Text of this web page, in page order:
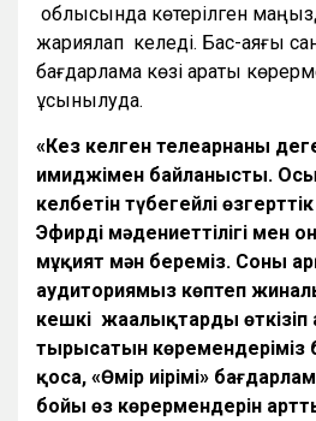
облысында көтерілген
жариялап келеді. Бас-аяғы
бағдарлама көзі қарақты
ұсынылуда.
«Кез келген телеарнаның
имиджімен байланысты. Осы
келбетін түбегейлі
Эфирдің мәдениеттілігі мен
мұқият мән береміз. Соның
аудиториямыз көптеп
кешкі жаңалықтарды өткізіп
тырысатын
қоса, «Өмір иірімі»
бойы өз көрермендерін